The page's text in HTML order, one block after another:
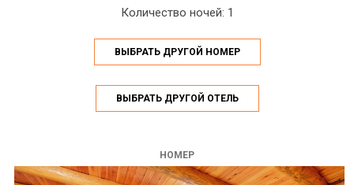
Количество ночей: 1
ВЫБРАТЬ ДРУГОЙ НОМЕР
ВЫБРАТЬ ДРУГОЙ ОТЕЛЬ
НОМЕР